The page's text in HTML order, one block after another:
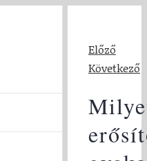
Előző
Következő